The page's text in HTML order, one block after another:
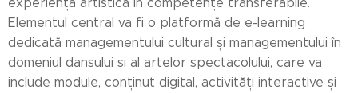
Elementul central va fi o platformă de e-learning
dedicată managementului cultural și managementului în
domeniul dansului și al artelor spectacolului, care va
include module, conținut digital, activități interactive și